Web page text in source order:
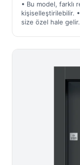
• Bu model, farklı
kişiselleştirilebilir. •
size özel hale gelir.